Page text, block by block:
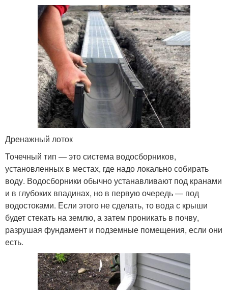
Дренажный лоток
Точечный тип — это система водосборников,
установленных в местах, где надо локально собирать
воду. Водосборники обычно устанавливают под кранами
и в глубоких впадинах, но в первую очередь — под
водостоками. Если этого не сделать, то вода с крыши
будет стекать на землю, а затем проникать в почву,
разрушая фундамент и подземные помещения, если они
есть.